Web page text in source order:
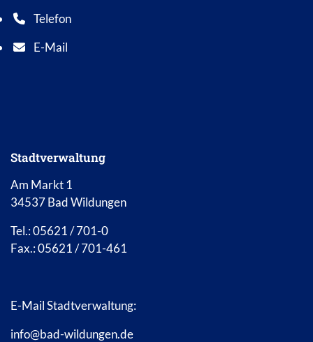
Telefon
Telefonnummer: 0 5 6 2 1 7 0 1 0
E-Mail
E-Mail Adresse: info@bad-wildungen.de
Stadtverwaltung
Am Markt 1
34537 Bad Wildungen
Tel.: 05621 / 701-0
Fax.: 05621 / 701-461
E-Mail Stadtverwaltung:
info@bad-wildungen.de